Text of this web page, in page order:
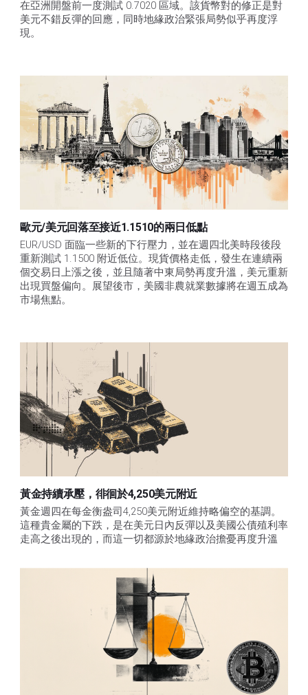
在亞洲開盤前一度測試 0.7020 區域。該貨幣對的修正是對
美元不錯反彈的回應，同時地緣政治緊張局勢似乎再度浮
現。
歐元/美元回落至接近1.1510的兩日低點
EUR/USD 面臨一些新的下行壓力，並在週四北美時段後段
重新測試 1.1500 附近低位。現貨價格走低，發生在連續兩
個交易日上漲之後，並且隨著中東局勢再度升溫，美元重新
出現買盤偏向。展望後市，美國非農就業數據將在週五成為
市場焦點。
黃金持續承壓，徘徊於4,250美元附近
黃金週四在每金衡盎司4,250美元附近維持略偏空的基調。
這種貴金屬的下跌，是在美元日內反彈以及美國公債殖利率
走高之後出現的，而這一切都源於地緣政治擔憂再度升溫